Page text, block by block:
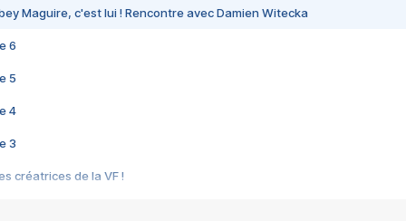
Maguire, c'est lui ! Rencontre avec Damien Witecka
6
5
4
3
créatrices de la VF !